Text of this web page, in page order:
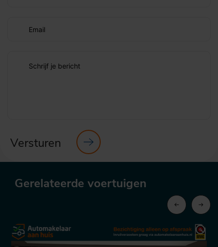
Email
Schrijf je bericht
Versturen
Gerelateerde voertuigen